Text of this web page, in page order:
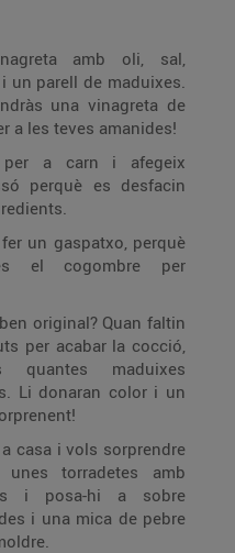
amb oli, sal,
un parell de maduixes.
una vinagreta de
a les teves amanides!
a carn i afegeix
perquè es desfacin
un gaspatxo, perquè
el cogombre per
original? Quan faltin
per acabar la cocció,
quantes maduixes
Li donaran color i un
casa i vols sorprendre
unes torradetes amb
i posa-hi a sobre
i una mica de pebre